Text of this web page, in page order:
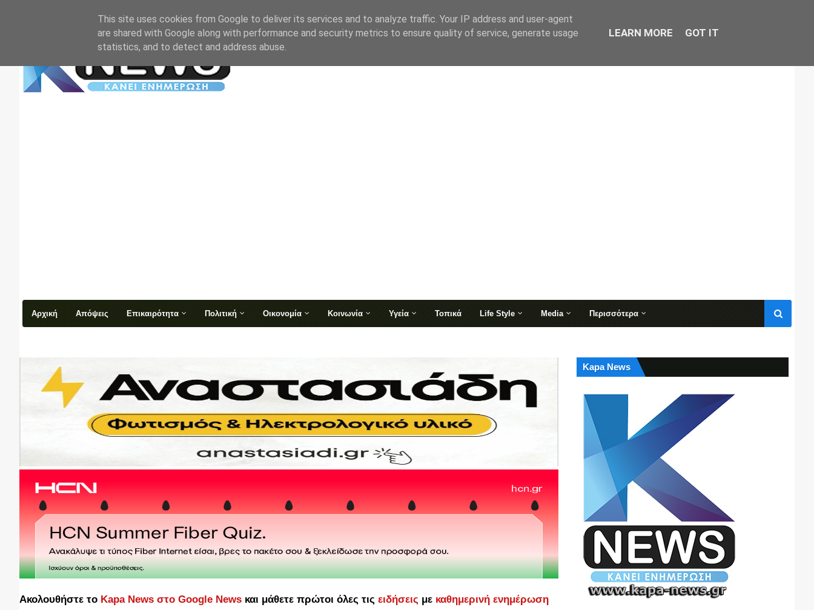
Αρχική Απόψεις Επικαιρότητα Πολιτική Οικονομία Κοινωνία Υγεία Τοπικά Life Style Media Περισσότερα
Ακολουθήστε το Kapa News στο Google News και μάθετε πρώτοι όλες τις ειδήσεις με καθημερινή ενημέρωση
Kapa News
This site uses cookies from Google to deliver its services and to analyze traffic. Your IP address and user-agent
are shared with Google along with performance and security metrics to ensure quality of service, generate usage
statistics, and to detect and address abuse.
LEARN MORE GOT IT